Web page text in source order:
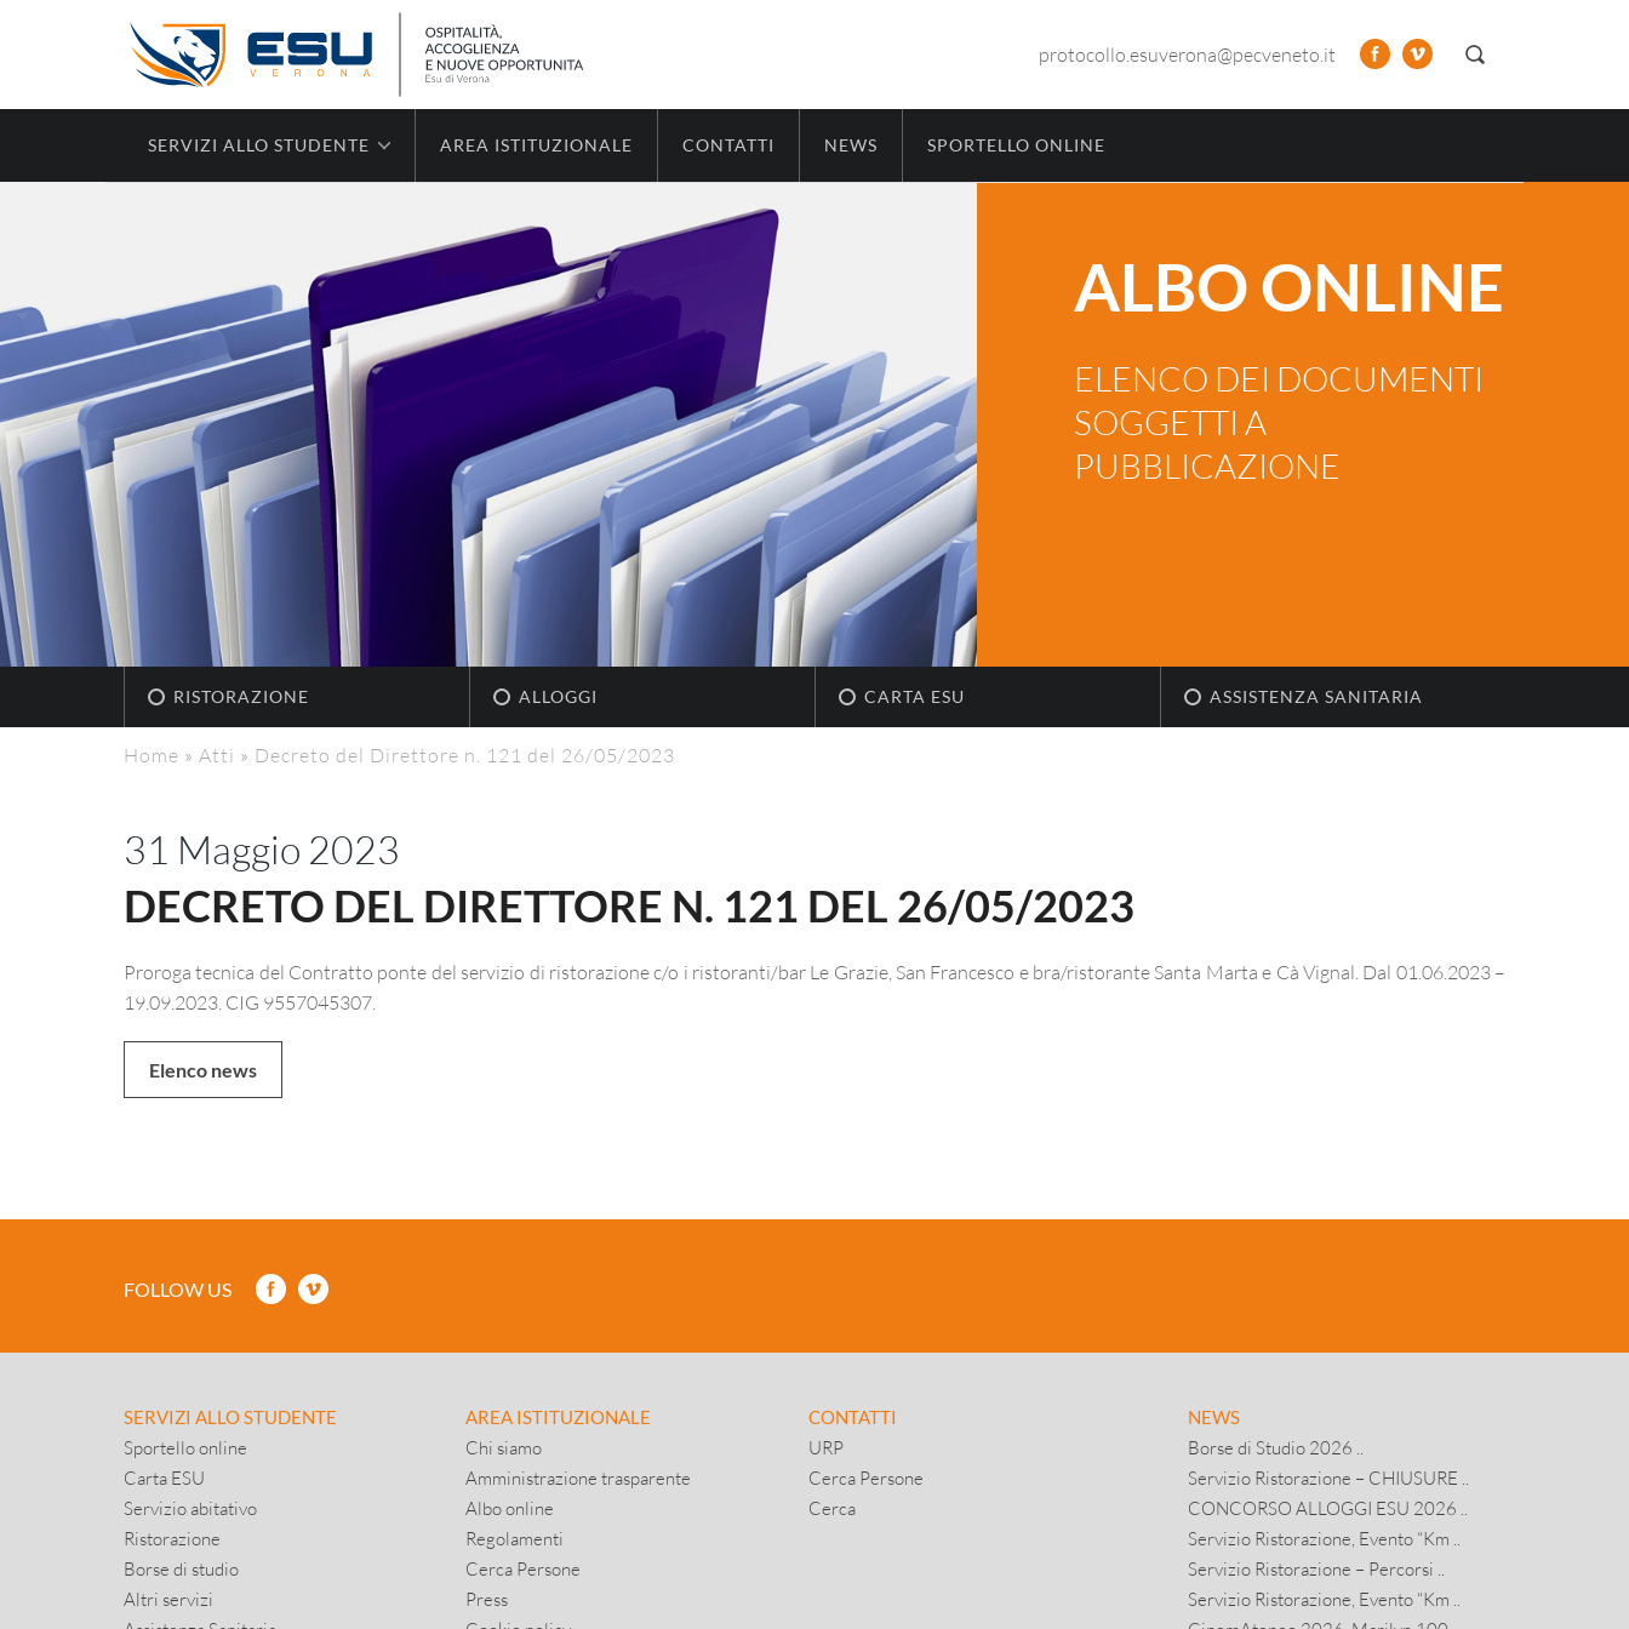
protocollo.esuverona@pecveneto.it
SERVIZI ALLO STUDENTE AREA ISTITUZIONALE CONTATTI NEWS SPORTELLO ONLINE
ALBO ONLINE
ELENCO DEI DOCUMENTI
SOGGETTI A
PUBBLICAZIONE
RISTORAZIONE ALLOGGI CARTA ESU ASSISTENZA SANITARIA
Home » Atti » Decreto del Direttore n. 121 del 26/05/2023
31 Maggio 2023
DECRETO DEL DIRETTORE N. 121 DEL 26/05/2023
Proroga tecnica del Contratto ponte del servizio di ristorazione c/o i ristoranti/bar Le Grazie, San Francesco e bra/ristorante Santa Marta e Cà Vignal. Dal 01.06.2023 –
19.09.2023. CIG 9557045307.
Elenco news
FOLLOW US
SERVIZI ALLO STUDENTE
Sportello online
Carta ESU
Servizio abitativo
Ristorazione
Borse di studio
Altri servizi
AREA ISTITUZIONALE
Chi siamo
Amministrazione trasparente
Albo online
Regolamenti
Cerca Persone
Press
CONTATTI
URP
Cerca Persone
Cerca
NEWS
Borse di Studio 2026 ..
Servizio Ristorazione – CHIUSURE ..
CONCORSO ALLOGGI ESU 2026 ..
Servizio Ristorazione, Evento “Km ..
Servizio Ristorazione – Percorsi ..
Servizio Ristorazione, Evento “Km ..